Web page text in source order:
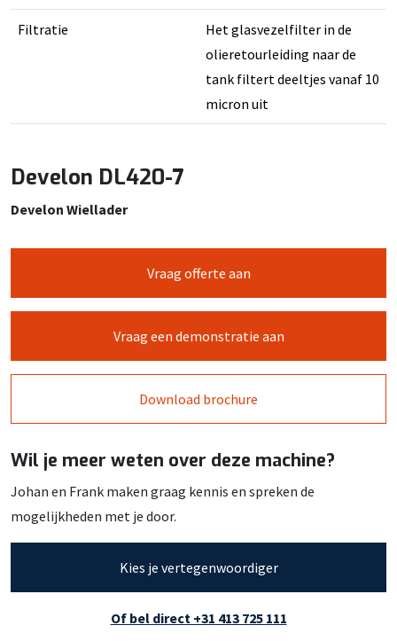
Filtratie
Het glasvezelfilter in de
olieretourleiding naar de
tank filtert deeltjes vanaf 10
micron uit
Develon DL420-7
Develon Wiellader
Vraag offerte aan
Vraag een demonstratie aan
Download brochure
Wil je meer weten over deze machine?
Johan en Frank maken graag kennis en spreken de
mogelijkheden met je door.
Kies je vertegenwoordiger
Of bel direct +31 413 725 111